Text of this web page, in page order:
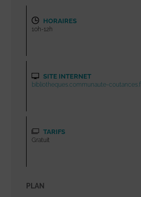
HORAIRES
10h-12h
SITE INTERNET
bibliotheques.communaute-
TARIFS
Gratuit
PLAN